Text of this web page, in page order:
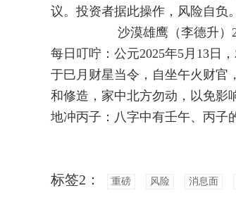
议。投资者据此操作，风险自负。
沙漠雄鹰（李德升）2025
每日叮咛：公元2025年5月13日
于巳月财星当令，自坐午火财官
和修造，家中北方勿动，以免影
地冲丙子：八字中有壬午、丙子
标签2： 重磅 风险 消息面